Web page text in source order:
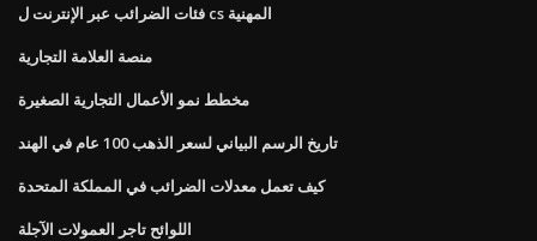
فئات الضرائب عبر الإنترنت ل cs المهنية
منصة العلامة التجارية
مخطط نمو الأعمال التجارية الصغيرة
تاريخ الرسم البياني لسعر الذهب 100 عام في الهند
كيف تعمل معدلات الضرائب في المملكة المتحدة
اللوائح تاجر العمولات الآجلة